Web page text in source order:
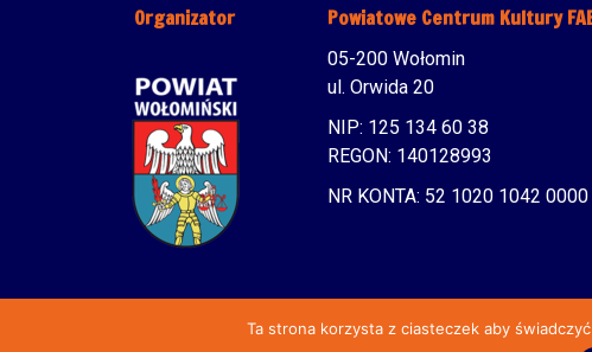
Organizator Powiatowe Centrum Kultury
05-200 Wołomin
ul. Orwida 20
NIP: 125 134 60 38
REGON: 140128993
NR KONTA: 52 1020 1042
Ta strona korzysta z ciasteczek aby